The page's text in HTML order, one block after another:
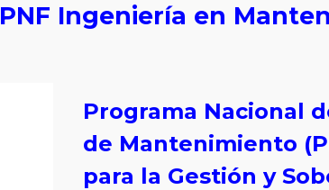
PNF Ingeniería en
Programa Nacional
de Mantenimiento
para la Gestión y